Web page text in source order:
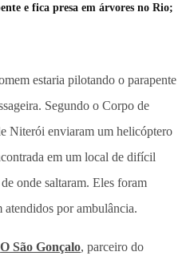
e fica presa em árvores no Rio;
estaria pilotando o parapente
Segundo o Corpo de
Niterói enviaram um helicóptero
em um local de difícil
onde saltaram. Eles foram
atendidos por ambulância.
O São Gonçalo, parceiro do